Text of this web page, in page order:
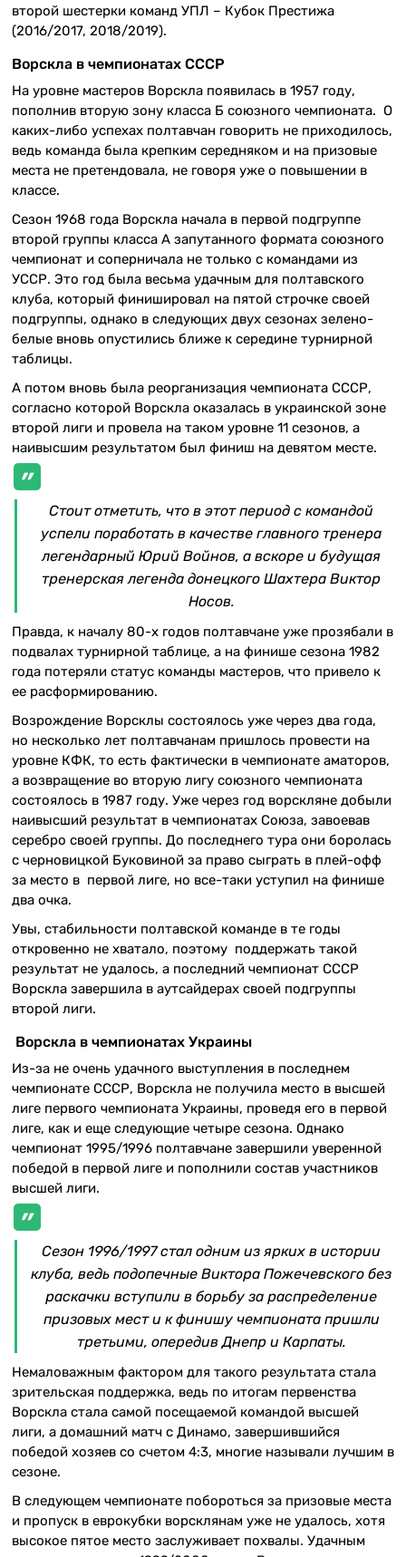
второй шестерки команд УПЛ – Кубок Престижа
(2016/2017, 2018/2019).
Ворскла в чемпионатах СССР
На уровне мастеров Ворскла появилась в 1957 году,
пополнив вторую зону класса Б союзного чемпионата. О
каких-либо успехах полтавчан говорить не приходилось,
ведь команда была крепким середняком и на призовые
места не претендовала, не говоря уже о повышении в
классе.
Сезон 1968 года Ворскла начала в первой подгруппе
второй группы класса А запутанного формата союзного
чемпионат и соперничала не только с командами из
УССР. Это год была весьма удачным для полтавского
клуба, который финишировал на пятой строчке своей
подгруппы, однако в следующих двух сезонах зелено-
белые вновь опустились ближе к середине турнирной
таблицы.
А потом вновь была реорганизация чемпионата СССР,
согласно которой Ворскла оказалась в украинской зоне
второй лиги и провела на таком уровне 11 сезонов, а
наивысшим результатом был финиш на девятом месте.
Стоит отметить, что в этот период с командой
успели поработать в качестве главного тренера
легендарный Юрий Войнов, а вскоре и будущая
тренерская легенда донецкого Шахтера Виктор
Носов.
Правда, к началу 80-х годов полтавчане уже прозябали в
подвалах турнирной таблице, а на финише сезона 1982
года потеряли статус команды мастеров, что привело к
ее расформированию.
Возрождение Ворсклы состоялось уже через два года,
но несколько лет полтавчанам пришлось провести на
уровне КФК, то есть фактически в чемпионате аматоров,
а возвращение во вторую лигу союзного чемпионата
состоялось в 1987 году. Уже через год ворскляне добыли
наивысший результат в чемпионатах Союза, завоевав
серебро своей группы. До последнего тура они боролась
с черновицкой Буковиной за право сыграть в плей-офф
за место в первой лиге, но все-таки уступил на финише
два очка.
Увы, стабильности полтавской команде в те годы
откровенно не хватало, поэтому поддержать такой
результат не удалось, а последний чемпионат СССР
Ворскла завершила в аутсайдерах своей подгруппы
второй лиги.
Ворскла в чемпионатах Украины
Из-за не очень удачного выступления в последнем
чемпионате СССР, Ворскла не получила место в высшей
лиге первого чемпионата Украины, проведя его в первой
лиге, как и еще следующие четыре сезона. Однако
чемпионат 1995/1996 полтавчане завершили уверенной
победой в первой лиге и пополнили состав участников
высшей лиги.
Сезон 1996/1997 стал одним из ярких в истории
клуба, ведь подопечные Виктора Пожечевского без
раскачки вступили в борьбу за распределение
призовых мест и к финишу чемпионата пришли
третьими, опередив Днепр и Карпаты.
Немаловажным фактором для такого результата стала
зрительская поддержка, ведь по итогам первенства
Ворскла стала самой посещаемой командой высшей
лиги, а домашний матч с Динамо, завершившийся
победой хозяев со счетом 4:3, многие называли лучшим в
сезоне.
В следующем чемпионате побороться за призовые места
и пропуск в еврокубки ворсклянам уже не удалось, хотя
высокое пятое место заслуживает похвалы. Удачным